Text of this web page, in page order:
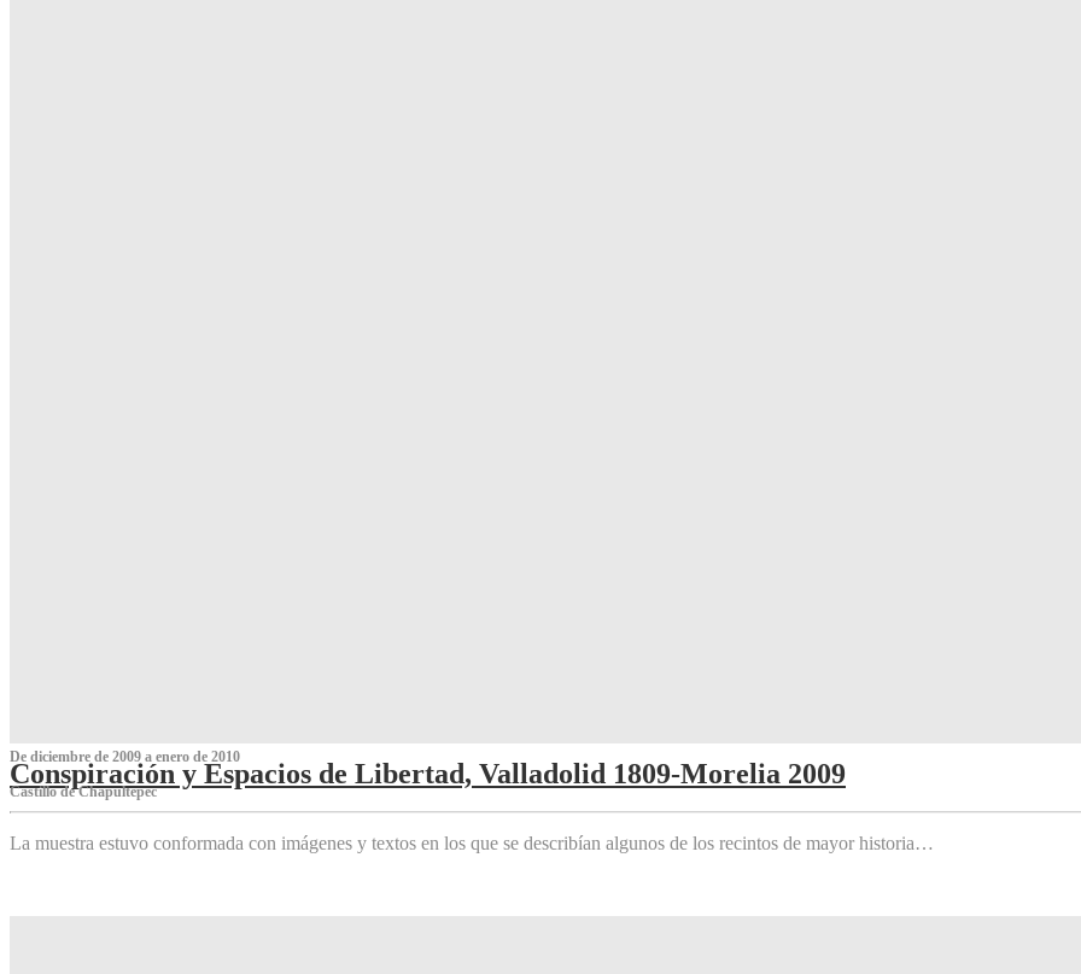
De diciembre de 2009 a enero de 2010
Conspiración y Espacios de Libertad, Valladolid 1809-Morelia 2009
Castillo de Chapultepec
La muestra estuvo conformada con imágenes y textos en los que se describían algunos de los recintos de mayor historia…